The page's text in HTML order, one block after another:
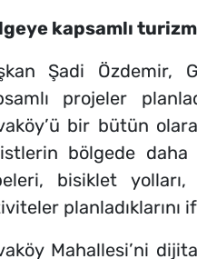
kapsamlı
Şadi Özdemir,
projeler
bir bütün
bölgede
bisiklet
planladıklarını
Mahallesi’ni